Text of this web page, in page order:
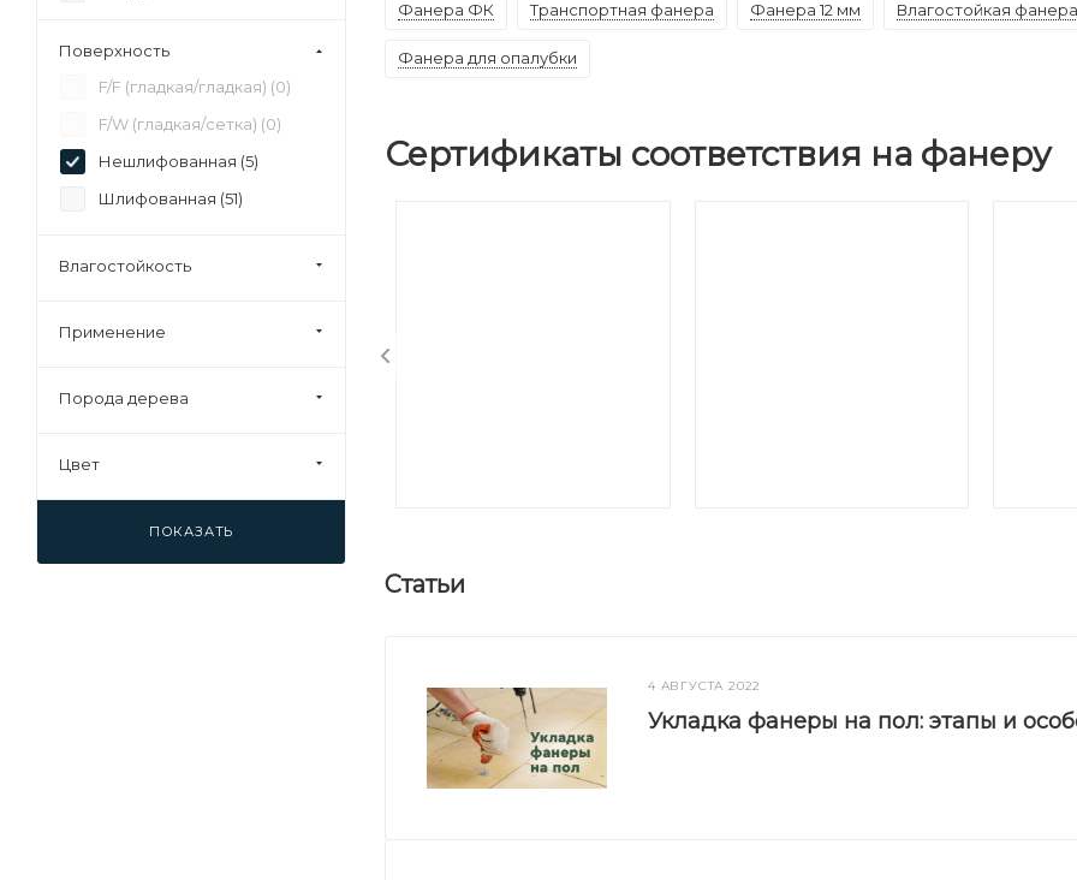
Фанера ФК Транспортная фанера Фанера 12 мм Влагостойкая фанера
Фанера для опалубки
Сертификаты соответствия на фанеру
Статьи
4 АВГУСТА 2022
Укладка фанеры на пол: этапы и
4/4 (
Строительная ( 28
Поверхность
F/F (гладкая/гладкая) (0)
F/W (гладкая/сетка) (0)
Нешлифованная (5)
Шлифованная (51)
Влагостойкость
Применение
Порода дерева
Цвет
ПОКАЗАТЬ